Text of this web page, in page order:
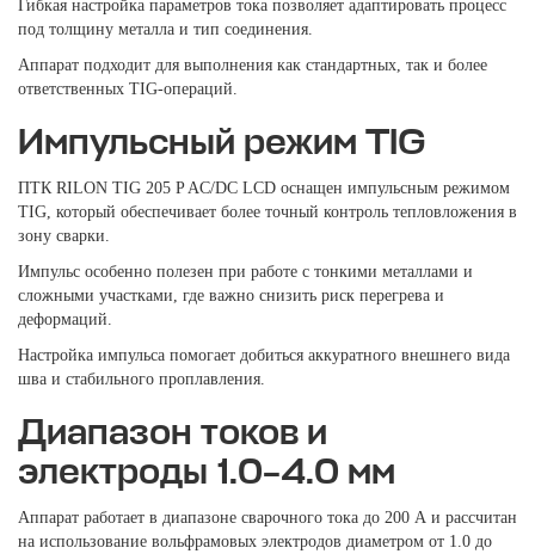
Гибкая настройка параметров тока позволяет адаптировать процесс
под толщину металла и тип соединения.
Аппарат подходит для выполнения как стандартных, так и более
ответственных TIG-операций.
Импульсный режим TIG
ПТК RILON TIG 205 P AC/DC LCD оснащен импульсным режимом
TIG, который обеспечивает более точный контроль тепловложения в
зону сварки.
Импульс особенно полезен при работе с тонкими металлами и
сложными участками, где важно снизить риск перегрева и
деформаций.
Настройка импульса помогает добиться аккуратного внешнего вида
шва и стабильного проплавления.
Диапазон токов и
электроды 1.0–4.0 мм
Аппарат работает в диапазоне сварочного тока до 200 А и рассчитан
на использование вольфрамовых электродов диаметром от 1.0 до